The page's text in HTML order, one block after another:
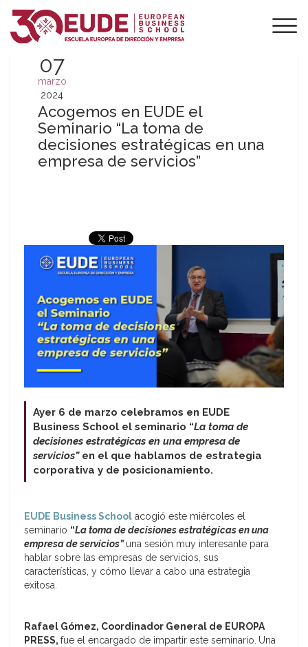
07
marzo
2024
Acogemos en EUDE el
Seminario “La toma de
decisiones estratégicas en una
empresa de servicios”
Ayer 6 de marzo celebramos en EUDE
Business School el seminario “La toma de
decisiones estratégicas en una empresa de
servicios” en el que hablamos de estrategia
corporativa y de posicionamiento.
EUDE Business School acogió este miércoles el
seminario “La toma de decisiones estratégicas en una
empresa de servicios”una sesión muy interesante para
hablar sobre las empresas de servicios, sus
características, y cómo llevar a cabo una estrategia
exitosa.
Rafael Gómez, Coordinador General de EUROPA
PRESS, fue el encargado de impartir este seminario. Una